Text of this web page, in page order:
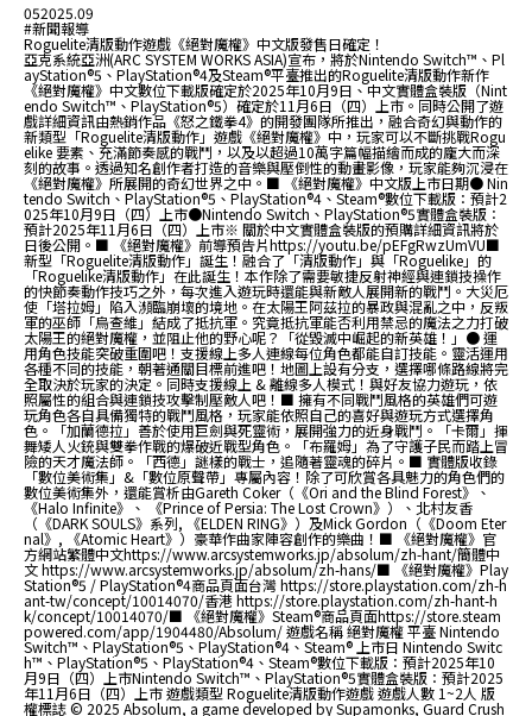
052025.09
#新聞報導
Roguelite清版動作遊戲《絕對魔權》中文版發售日確定！
亞克系統亞洲(ARC SYSTEM WORKS ASIA)宣布，將於Nintendo Switch™、Pl
ayStation®5、PlayStation®4及Steam®平臺推出的Roguelite清版動作新作
《絕對魔權》中文數位下載版確定於2025年10月9日、中文實體盒裝版（Nint
endo Switch™、PlayStation®5）確定於11月6日（四）上市。同時公開了遊
戲詳細資訊由熱銷作品《怒之鐵拳4》的開發團隊所推出，融合奇幻與動作的
新類型「Roguelite清版動作」遊戲《絕對魔權》中，玩家可以不斷挑戰Rogu
elike 要素、充滿節奏感的戰鬥，以及以超過10萬字篇幅描繪而成的龐大而深
刻的故事。透過知名創作者打造的音樂與壓倒性的動畫影像，玩家能夠沉浸在
《絕對魔權》所展開的奇幻世界之中。■ 《絕對魔權》中文版上市日期● Nin
tendo Switch、PlayStation®5、PlayStation®4、Steam®數位下載版：預計2
025年10月9日（四）上市●Nintendo Switch、PlayStation®5實體盒裝版：
預計2025年11月6日（四）上市※ 關於中文實體盒裝版的預購詳細資訊將於
日後公開。■ 《絕對魔權》前導預告片https://youtu.be/pEFgRwzUmVU■
新型「Roguelite清版動作」誕生！融合了「清版動作」與「Roguelike」的
「Roguelike清版動作」在此誕生！本作除了需要敏捷反射神經與連鎖技操作
的快節奏動作技巧之外，每次進入遊玩時還能與新敵人展開新的戰鬥。大災厄
使「塔拉姆」陷入瀕臨崩壞的境地。在太陽王阿茲拉的暴政與混亂之中，反叛
軍的巫師「烏查維」結成了抵抗軍。究竟抵抗軍能否利用禁忌的魔法之力打破
太陽王的絕對魔權，並阻止他的野心呢？「從毀滅中崛起的新英雄！」● 運
用角色技能突破重圍吧！支援線上多人連線每位角色都能自訂技能。靈活運用
各種不同的技能，朝著通關目標前進吧！地圖上設有分支，選擇哪條路線將完
全取決於玩家的決定。同時支援線上 & 離線多人模式！與好友協力遊玩，依
照屬性的組合與連鎖技攻擊制壓敵人吧！■ 擁有不同戰鬥風格的英雄們可遊
玩角色各自具備獨特的戰鬥風格，玩家能依照自己的喜好與遊玩方式選擇角
色。「加蘭德拉」善於使用巨劍與死靈術，展開強力的近身戰鬥。「卡爾」揮
舞矮人火銃與雙拳作戰的爆破近戰型角色。「布羅姆」為了守護子民而踏上冒
險的天才魔法師。「西德」謎樣的戰士，追隨著靈魂的碎片。■ 實體版收錄
「數位美術集」&「數位原聲帶」專屬內容！除了可欣賞各具魅力的角色們的
數位美術集外，還能賞析由Gareth Coker（《Ori and the Blind Forest》、
《Halo Infinite》、 《Prince of Persia: The Lost Crown》）、北村友香
（《DARK SOULS》系列, 《ELDEN RING》）及Mick Gordon（《Doom Eter
nal》, 《Atomic Heart》）豪華作曲家陣容創作的樂曲！■ 《絕對魔權》官
方網站繁體中文https://www.arcsystemworks.jp/absolum/zh-hant/簡體中
文 https://www.arcsystemworks.jp/absolum/zh-hans/■ 《絕對魔權》Play
Station®5 / PlayStation®4商品頁面台灣 https://store.playstation.com/zh-h
ant-tw/concept/10014070/香港 https://store.playstation.com/zh-hant-h
k/concept/10014070/■ 《絕對魔權》Steam®商品頁面https://store.steam
powered.com/app/1904480/Absolum/ 遊戲名稱 絕對魔權 平臺 Nintendo
Switch™、PlayStation®5、PlayStation®4、Steam® 上市日 Nintendo Switc
h™、PlayStation®5、PlayStation®4、Steam®數位下載版：預計2025年10
月9日（四）上市Nintendo Switch™、PlayStation®5實體盒裝版：預計2025
年11月6日（四）上市 遊戲類型 Roguelite清版動作遊戲 遊戲人數 1~2人 版
權標誌 © 2025 Absolum, a game developed by Supamonks, Guard Crush